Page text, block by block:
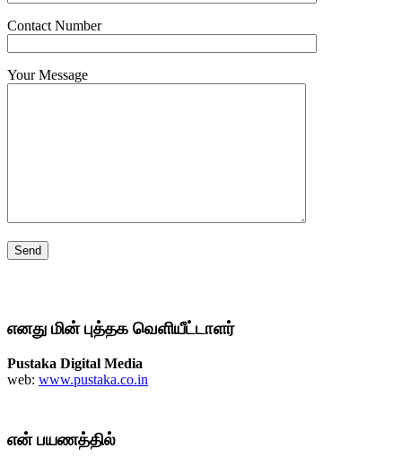
Contact Number
Your Message
எனது மின் புத்தக வெளியீட்டாளர்
Pustaka Digital Media
web: www.pustaka.co.in
என் பயணத்தில்